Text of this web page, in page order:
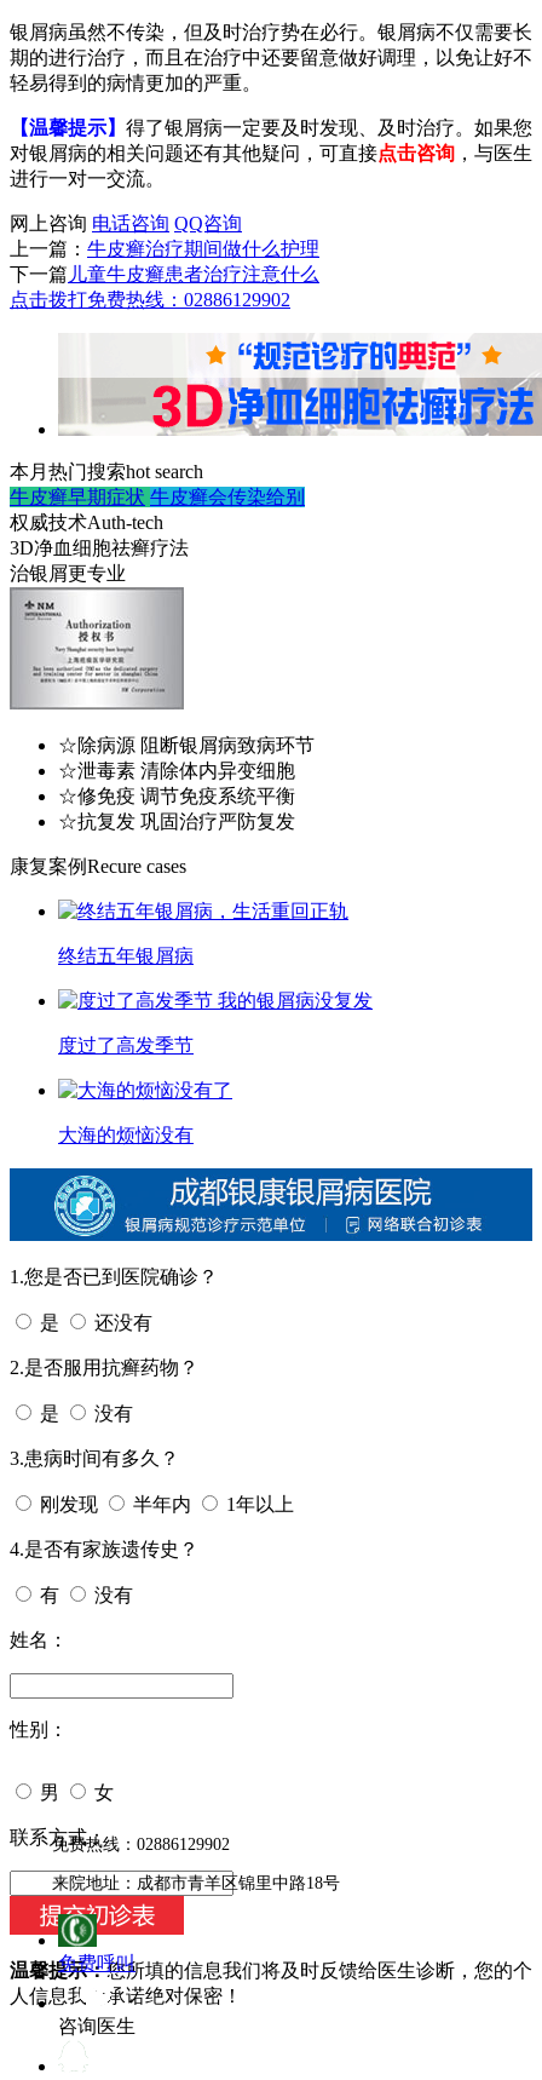
银屑病虽然不传染，但及时治疗势在必行。银屑病不仅需要长
期的进行治疗，而且在治疗中还要留意做好调理，以免让好不
轻易得到的病情更加的严重。
【温馨提示】 得了银屑病一定要及时发现、及时治疗。如果您
对银屑病的相关问题还有其他疑问，可直接点击咨询 ，与医生
进行一对一交流。
网上咨询 电话咨询 QQ咨询
上一篇： 牛皮癣治疗期间做什么护理
下一篇 儿童牛皮癣患者治疗注意什么
点击拨打免费热线：02886129902
本月热门搜索hot search
牛皮癣早期症状 牛皮癣会传染给别
权威技术Auth-tech
3D净血细胞祛癣疗法
治银屑更专业
☆除病源 阻断银屑病致病环节
☆泄毒素 清除体内异变细胞
☆修免疫 调节免疫系统平衡
☆抗复发 巩固治疗严防复发
康复案例Recure cases
终结五年银屑病
度过了高发季节
大海的烦恼没有
1.您是否已到医院确诊？
是 还没有
2.是否服用抗癣药物？
是 没有
3.患病时间有多久？
刚发现 半年内 1年以上
4.是否有家族遗传史？
有 没有
姓名：
性别：
男 女
今天日期：
联系方式：
温馨提示：您所填的信息我们将及时反馈给医生诊断，您的个
人信息我们承诺绝对保密！
免费热线：02886129902
来院地址：成都市青羊区锦里中路18号
免费呼叫
咨询医生